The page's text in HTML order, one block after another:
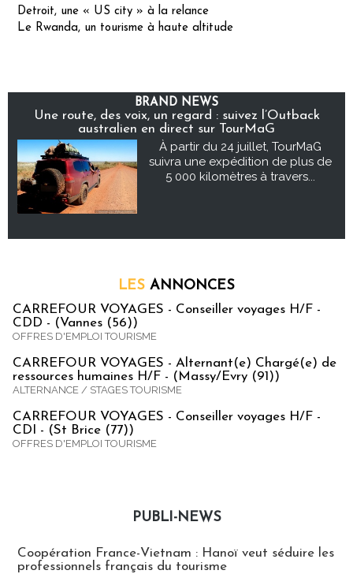
Detroit, une « US city » à la relance
Le Rwanda, un tourisme à haute altitude
BRAND NEWS
Une route, des voix, un regard : suivez l’Outback
australien en direct sur TourMaG
À partir du 24 juillet, TourMaG
suivra une expédition de plus de
5 000 kilomètres à travers...
LES ANNONCES
CARREFOUR VOYAGES - Conseiller voyages H/F -
CDD - (Vannes (56))
OFFRES D'EMPLOI TOURISME
CARREFOUR VOYAGES - Alternant(e) Chargé(e) de
ressources humaines H/F - (Massy/Evry (91))
ALTERNANCE / STAGES TOURISME
CARREFOUR VOYAGES - Conseiller voyages H/F -
CDI - (St Brice (77))
OFFRES D'EMPLOI TOURISME
PUBLI-NEWS
Coopération France-Vietnam : Hanoï veut séduire les
professionnels français du tourisme